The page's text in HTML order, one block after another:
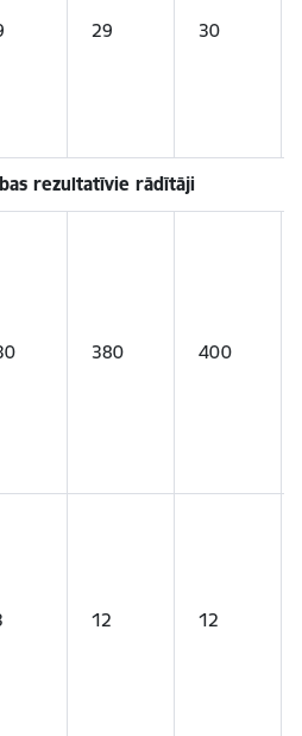
29 30
rezultatīvie rādītāji
380 400
12 12